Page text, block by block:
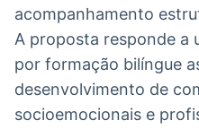
acompanhamento
A proposta responde a
por formação bilíngue
desenvolvimento de
socioemocionais e